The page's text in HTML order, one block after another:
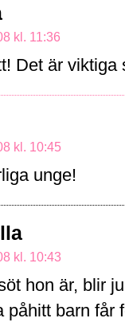
kl. 11:36
Det är viktiga
kl. 10:45
unge!
kl. 10:43
hon är, blir
påhitt barn får